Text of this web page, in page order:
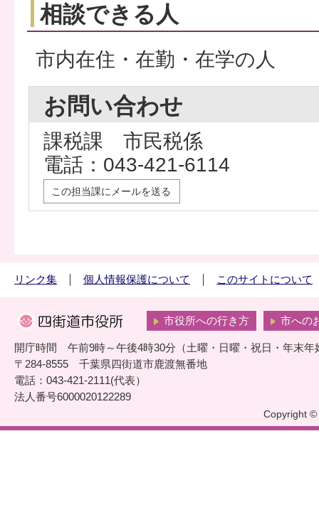
相談できる人
市内在住・在勤・在学の人
お問い合わせ
課税課 市民税係
電話：043-421-6114
この担当課にメールを送る
リンク集 個人情報保護について このサイトについて
市役所への行き方 市への
開庁時間 午前9時～午後4時30分（土曜・日曜・祝日・年末年
〒284-8555 千葉県四街道市鹿渡無番地
電話：043-421-2111(代表）
法人番号6000020122289
Copyright ©